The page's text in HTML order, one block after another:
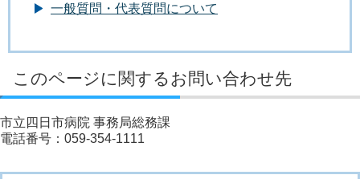
一般質問・代表質問について
このページに関するお問い合わせ先
市立四日市病院 事務局総務課
電話番号：059-354-1111